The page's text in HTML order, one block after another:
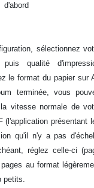
- La philatélie
7-2
- La philatélie
7-1
- La philatélie
6
- La philatélie
5
- La philatélie
4
- La philatélie
sélectionnez
puis qualité
le format du papier sur
terminée, vous
vitesse normale de
(l'application présentant
qu'il n'y a pas
réglez celle-ci
au format
petits.